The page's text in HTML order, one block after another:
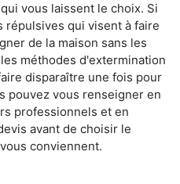
vous laissent le choix. Si
répulsives qui visent à faire
de la maison sans les
méthodes d'extermination
disparaître une fois pour
pouvez vous renseigner en
professionnels et en
avant de choisir le
conviennent.